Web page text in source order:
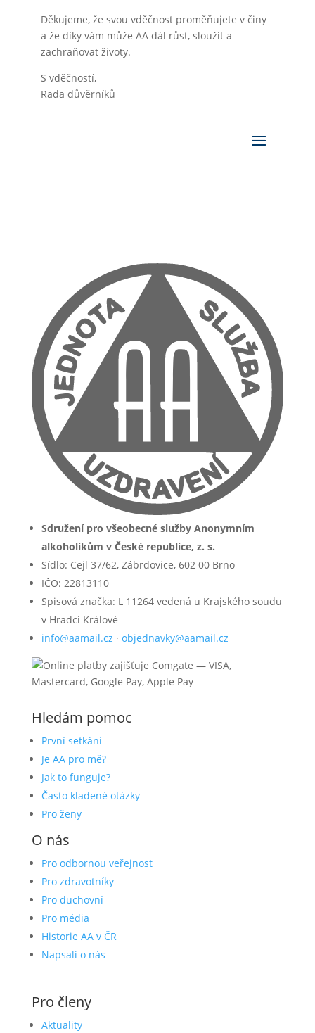
Děkujeme, že svou vděčnost proměňujete v činy
a že díky vám může AA dál růst, sloužit a
zachraňovat životy.
S vděčností,
Rada důvěrníků
Sdružení pro všeobecné služby Anonymním
alkoholikům v České republice, z. s.
Sídlo: Cejl 37/62, Zábrdovice, 602 00 Brno
IČO: 22813110
Spisová značka: L 11264 vedená u Krajského soudu
v Hradci Králové
info@aamail.cz · objednavky@aamail.cz
Hledám pomoc
První setkání
Je AA pro mě?
Jak to funguje?
Často kladené otázky
Pro ženy
O nás
Pro odbornou veřejnost
Pro zdravotníky
Pro duchovní
Pro média
Historie AA v ČR
Napsali o nás
Pro členy
Aktuality